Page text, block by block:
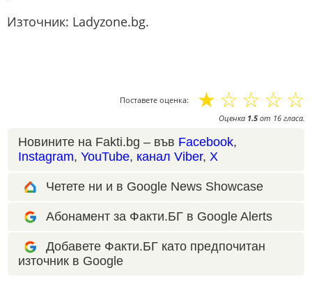
Източник: Ladyzone.bg.
Поставете оценка: ☆
☆
☆
☆
☆
Оценка 1.5 от 16 гласа.
Новините на Fakti.bg – във Facebook,
Instagram, YouTube, канал Viber, X
Четете ни и в Google News Showcase
Абонамент за Факти.БГ в Google Alerts
Добавете Факти.БГ като предпочитан
източник в Google